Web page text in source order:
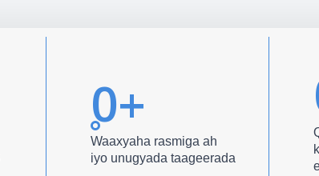
0+
Waaxyaha rasmiga ah
iyo unugyada taageerada